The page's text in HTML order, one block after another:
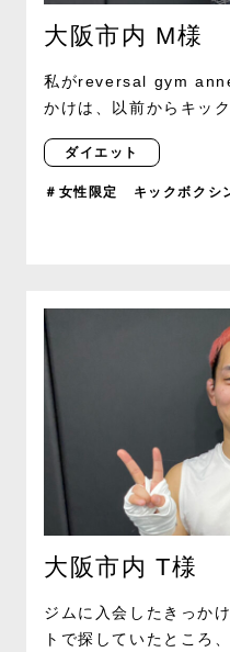
大阪市内 M様
私がreversal gym
かけは、以前からキッ
ダイエット
＃女性限定 キックボクシ
大阪市内 T様
ジムに入会したきっか
トで探していたとこ